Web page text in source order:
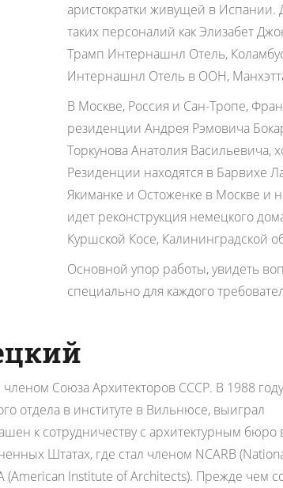
аристократки живущей в
таких персоналий как Элизабет
Трамп Интернашнл Отель,
Интернашнл Отель в ООН,
В Москве, Россия и Сан-Тропе,
резиденции Андрея Рэмовича
Торкунова Анатолия Васильевича,
Резиденции находятся в Барвихе
Якиманке и Остоженке в Москве и
идет реконструкция немецкого
Куршской Косе, Калининградской
Основной упор работы, увидеть
специально для каждого
Союза Архитекторов СССР. В 1988 году
отдела в институте в Вильнюсе, выиграл
к сотрудничеству с архитектурным бюро
Штатах, где стал членом NCARB
(American Institute of Architects). Прежде чем